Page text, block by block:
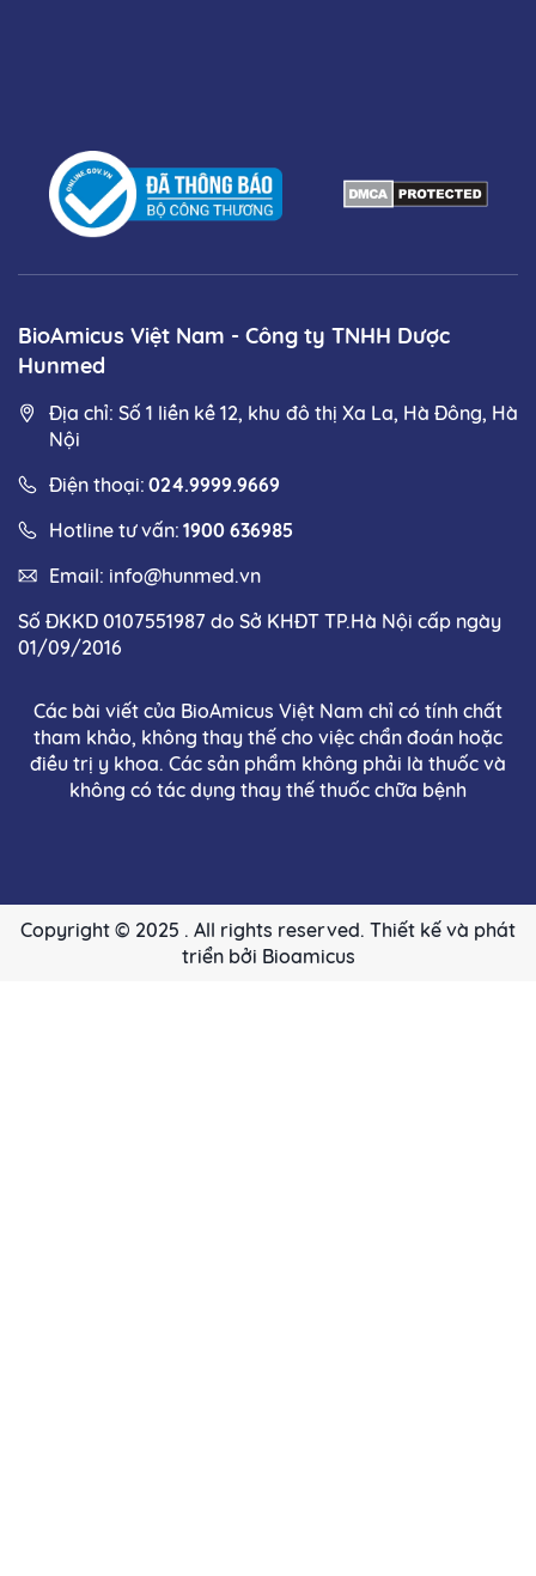
BioAmicus Việt Nam - Công ty TNHH Dược
Hunmed
Địa chỉ: Số 1 liền kề 12, khu đô thị Xa La, Hà Đông, Hà
Nội
Điện thoại: 024.9999.9669
Hotline tư vấn: 1900 636985
Email: info@hunmed.vn
Số ĐKKD 0107551987 do Sở KHĐT TP.Hà Nội cấp ngày
01/09/2016
Các bài viết của BioAmicus Việt Nam chỉ có tính chất
tham khảo, không thay thế cho việc chẩn đoán hoặc
điều trị y khoa. Các sản phẩm không phải là thuốc và
không có tác dụng thay thế thuốc chữa bệnh
Copyright © 2025 . All rights reserved. Thiết kế và phát
triển bởi Bioamicus